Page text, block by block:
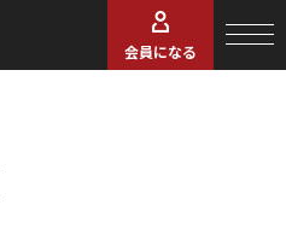
会員になる